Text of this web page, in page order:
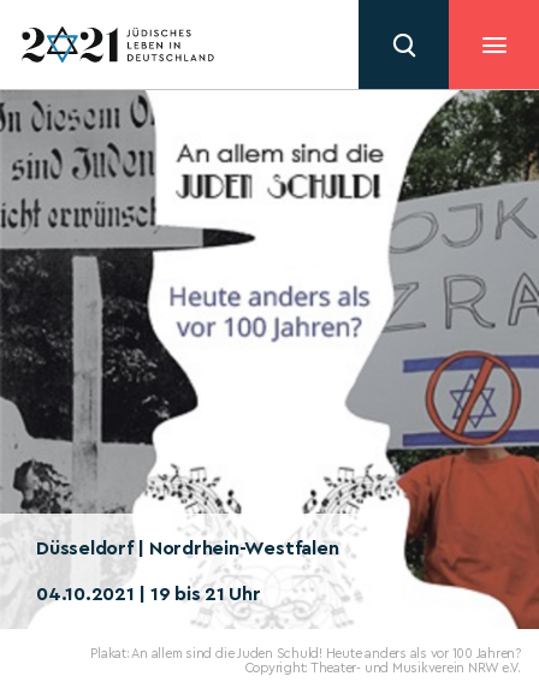
Düsseldorf | Nordrhein-Westfalen
04.10.2021 | 19 bis 21 Uhr
Plakat: An allem sind die Juden Schuld! Heute anders als vor 100 Jahren?
Copyright: Theater- und Musikverein NRW e.V.